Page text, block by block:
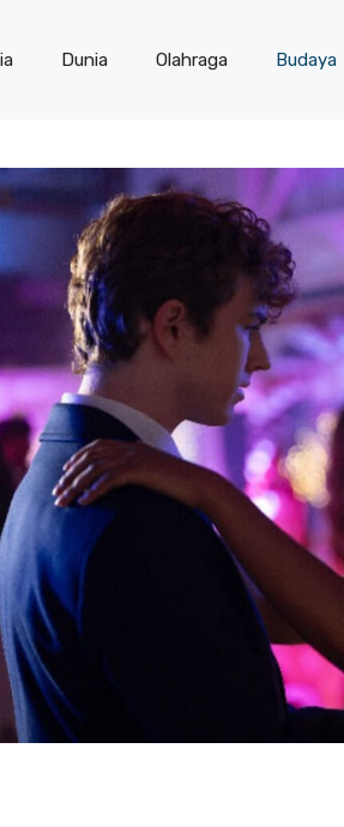
Dunia Olahraga Budaya